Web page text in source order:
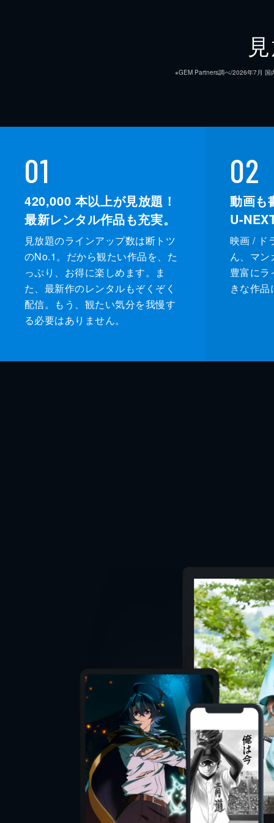
※GEM Partners調べ/2026年7⽉ 国
01
420,000 本以上が見放題！
最新レンタル作品も充実。
見放題のラインアップ数は断トツ
のNo.1。だから観たい作品を、た
っぷり、お得に楽しめます。ま
た、最新作のレンタルもぞくぞく
配信。もう、観たい気分を我慢す
る必要はありません。
02
動画も
U-
映画 / ド
ん、マン
豊富にラ
きな作